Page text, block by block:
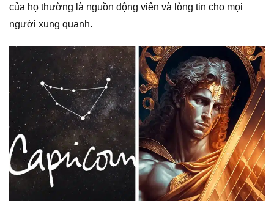
của họ thường là nguồn động viên và lòng tin cho mọi
người xung quanh.